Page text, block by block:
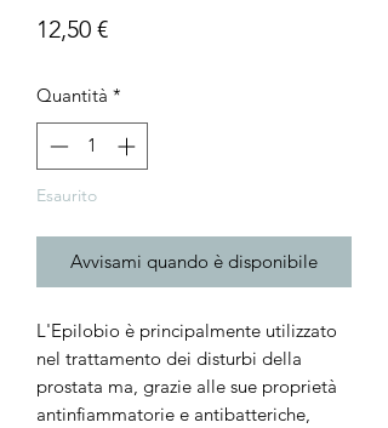
12,50 €Prezzo
Quantità *
Esaurito
Avvisami quando è disponibile
L'Epilobio è principalmente utilizzato
nel trattamento dei disturbi della
prostata ma, grazie alle sue proprietà
antinfiammatorie e antibatteriche,